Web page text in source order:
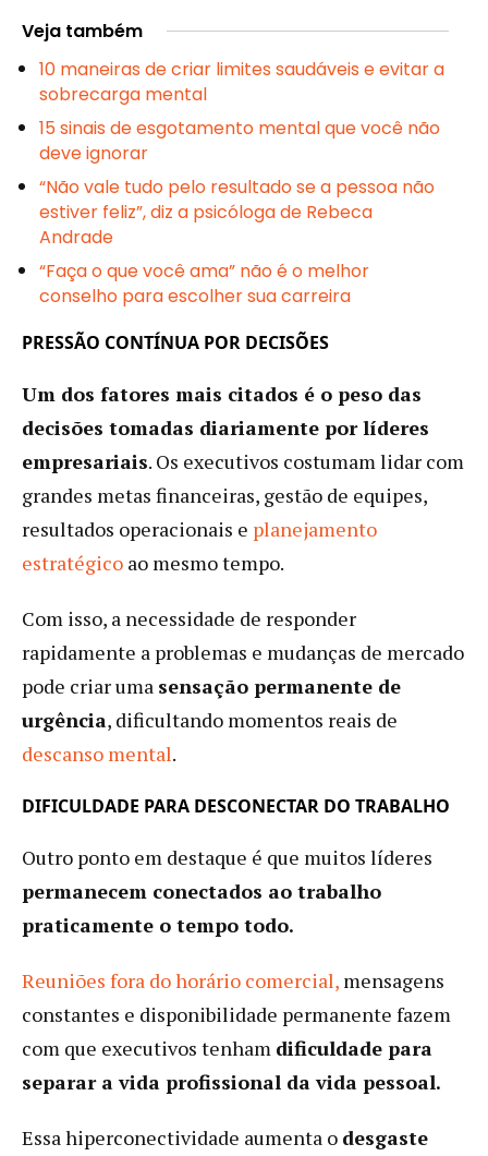
Veja também
10 maneiras de criar limites saudáveis e evitar a
sobrecarga mental
15 sinais de esgotamento mental que você não
deve ignorar
“Não vale tudo pelo resultado se a pessoa não
estiver feliz”, diz a psicóloga de Rebeca
Andrade
“Faça o que você ama” não é o melhor
conselho para escolher sua carreira
PRESSÃO CONTÍNUA POR DECISÕES
Um dos fatores mais citados é o peso das
decisões tomadas diariamente por líderes
empresariais. Os executivos costumam lidar com
grandes metas financeiras, gestão de equipes,
resultados operacionais e planejamento
estratégico ao mesmo tempo.
Com isso, a necessidade de responder
rapidamente a problemas e mudanças de mercado
pode criar uma sensação permanente de
urgência, dificultando momentos reais de
descanso mental.
DIFICULDADE PARA DESCONECTAR DO TRABALHO
Outro ponto em destaque é que muitos líderes
permanecem conectados ao trabalho
praticamente o tempo todo.
Reuniões fora do horário comercial, mensagens
constantes e disponibilidade permanente fazem
com que executivos tenham dificuldade para
separar a vida profissional da vida pessoal.
Essa hiperconectividade aumenta o desgaste